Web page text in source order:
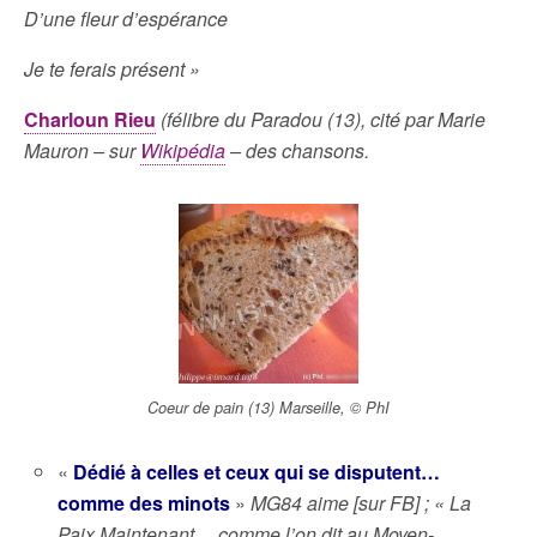
D’une fleur d’espérance
Je te ferais présent »
Charloun Rieu (félibre du Paradou (13), cité par Marie
Mauron – sur Wikipédia– des chansons.
Coeur de pain (13) Marseille, © PhI
« Dédié à celles et ceux qui se disputent…
comme des minots »MG84 aime [sur FB] ; « La